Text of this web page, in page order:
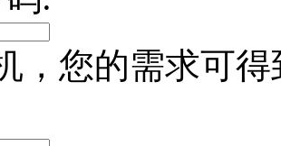
，您的需求可